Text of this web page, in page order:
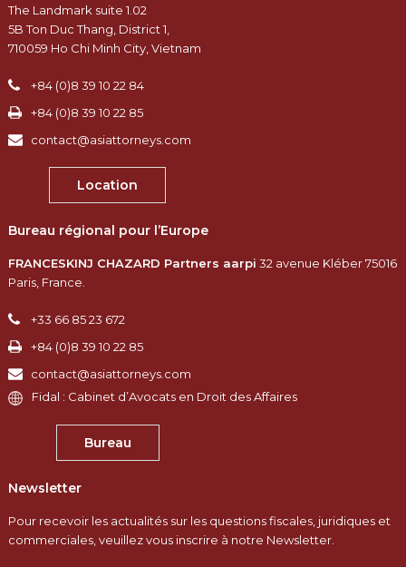
The Landmark suite 1.02
5B Ton Duc Thang, District 1,
710059 Ho Chi Minh City, Vietnam
+84 (0)8 39 10 22 84
+84 (0)8 39 10 22 85
contact@asiattorneys.com
Location
Bureau régional pour l’Europe
FRANCESKINJ CHAZARD Partners aarpi 32 avenue Kléber 75016
Paris, France.​
+33 66 85 23 672
+84 (0)8 39 10 22 85
contact@asiattorneys.com
Fidal : Cabinet d’Avocats en Droit des Affaires
Bureau
Newsletter
Pour recevoir les actualités sur les questions fiscales, juridiques et
commerciales, veuillez vous inscrire à notre Newsletter.